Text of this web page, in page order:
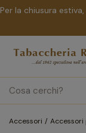
Per la chiusura
Accessori Accessori